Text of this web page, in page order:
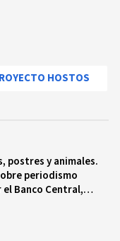
HOSTOS
postres y animales.
periodismo
Banco Central,
por el Instituto
finanzas por el